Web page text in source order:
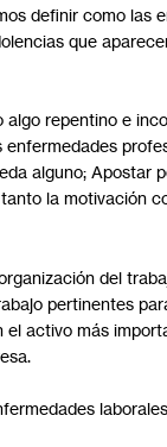
definir como las
que
repentino e
alguno; Apostar
la motivación
del
pertinentes
activo más